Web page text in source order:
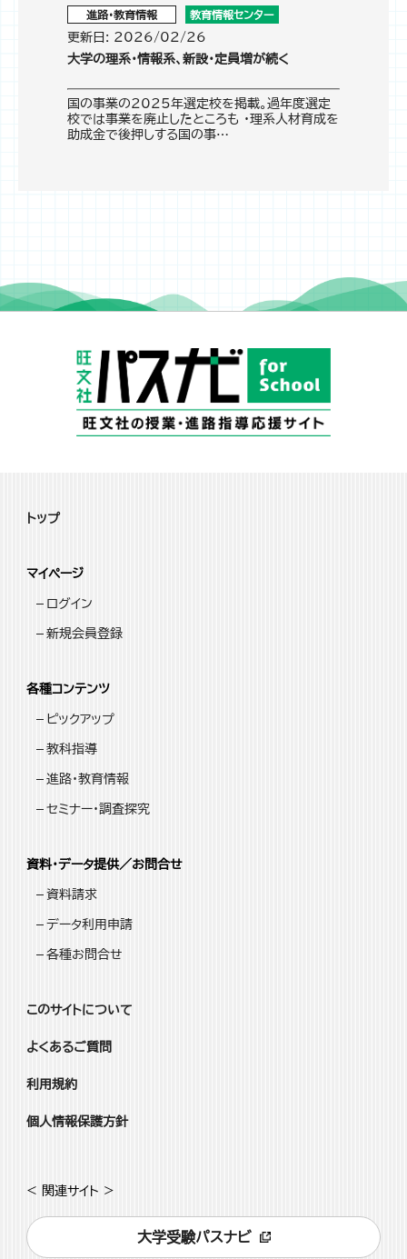
進路・教育情報 教育情報センター
更新日: 2026/02/26
大学の理系・情報系、新設・定員増が続く
国の事業の2025年選定校を掲載。過年度選定
校では事業を廃止したところも ・理系人材育成を
助成金で後押しする国の事…
トップ
マイページ
ログイン
新規会員登録
各種コンテンツ
ピックアップ
教科指導
進路・教育情報
セミナー・調査探究
資料・データ提供／お問合せ
資料請求
データ利用申請
各種お問合せ
このサイトについて
よくあるご質問
利用規約
個人情報保護方針
< 関連サイト >
大学受験パスナビ